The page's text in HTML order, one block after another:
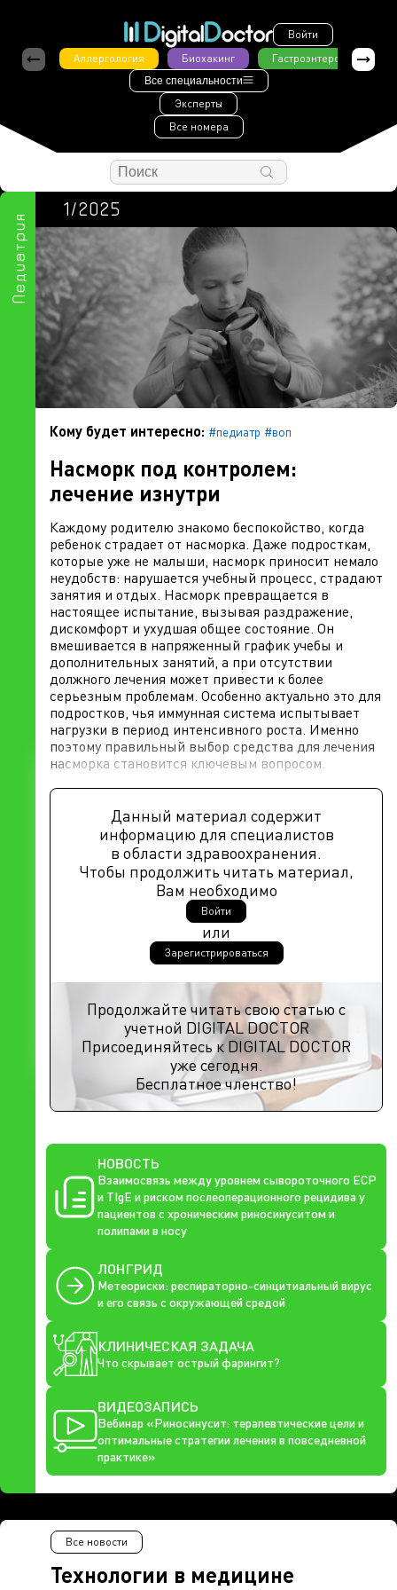
Войти
Аллергология
Биохакинг Гастроэнтерология
Все специальности
Эксперты
Все номера
Педиатрия
1/2025
Кому будет интересно: #педиатр #воп
Насморк под контролем:
лечение изнутри
Каждому родителю знакомо беспокойство, когда
ребенок страдает от насморка. Даже подросткам,
которые уже не малыши, насморк приносит немало
неудобств: нарушается учебный процесс, страдают
занятия и отдых. Насморк превращается в
настоящее испытание, вызывая раздражение,
дискомфорт и ухудшая общее состояние. Он
вмешивается в напряженный график учебы и
дополнительных занятий, а при отсутствии
должного лечения может привести к более
серьезным проблемам. Особенно актуально это для
подростков, чья иммунная система испытывает
нагрузки в период интенсивного роста. Именно
поэтому правильный выбор средства для лечения
насморка становится ключевым вопросом.
Данный материал содержит
информацию для специалистов
в области здравоохранения.
Чтобы продолжить читать материал,
Вам необходимо
Войти
или
Зарегистрироваться
Продолжайте читать свою статью с
учетной DIGITAL DOCTOR
Присоединяйтесь к DIGITAL DOCTOR
уже сегодня.
Бесплатное членство!
НОВОСТЬ
Взаимосвязь между уровнем сывороточного ECP
и TIgE и риском послеоперационного рецидива у
пациентов с хроническим риносинуситом и
полипами в носу
ЛОНГРИД
Метеориски: респираторно-синцитиальный вирус
и его связь с окружающей средой
КЛИНИЧЕСКАЯ ЗАДАЧА
Что скрывает острый фарингит?
ВИДЕОЗАПИСЬ
Вебинар «Риносинусит: терапевтические цели и
оптимальные стратегии лечения в повседневной
практике»
Технологии в медицине
Все новости